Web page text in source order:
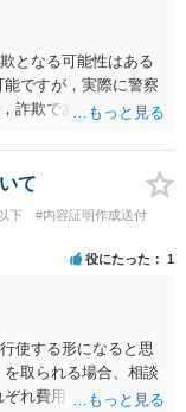
の売上金を回収でき
訪問は物理的な圧力
費（弁護士会照会に
担を考えると費用倒
のかは考える必要が
となる可能性はある
ですが，実際に警察
詐欺であることをど
内容証明や電話での
弁護士を立てること
護士費用との関係か
は少ないかと思われ
な場合も多いです。
しょう。裁判手続き
を調査したうえで，
ります。 ７につい
から逆に請求を受け
いかと思われます。
て
下
#内容証明作成送付
役にたった 1
使する形になると思
取られる場合、相談
れ費用や労力、時間